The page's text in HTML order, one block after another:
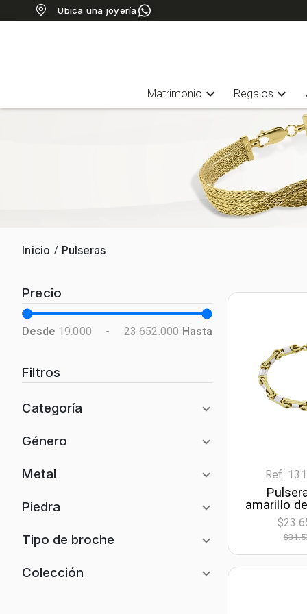
Ubica una joyería
Matrimonio expand_more Regalos expand_more
Inicio / Pulseras
Precio
Desde 19.000 - 23.652.000 Hasta
Filtros
Categoría
Aro
Tobillera
Género
Niña/o
Unisex
Metal
Oro Amarillo
Dos Tonos
Piedra
Diamante
Tipo de broche
Picoloro
Colección
Ref.
amarillo
21 cm.
mm.